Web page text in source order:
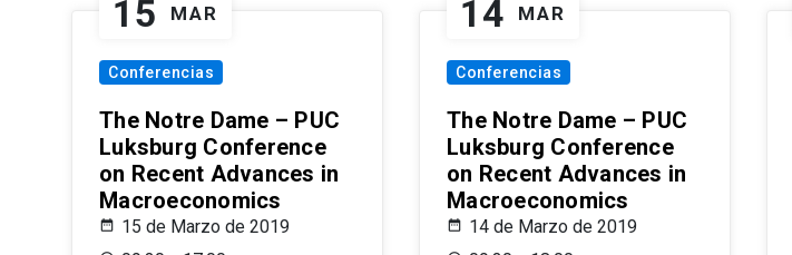
15 MAR
Conferencias
The Notre Dame – PUC
Luksburg Conference
on Recent Advances in
Macroeconomics
15 de Marzo de 2019
14 MAR
Conferencias
The Notre Dame – PUC
Luksburg Conference
on Recent Advances in
Macroeconomics
14 de Marzo de 2019